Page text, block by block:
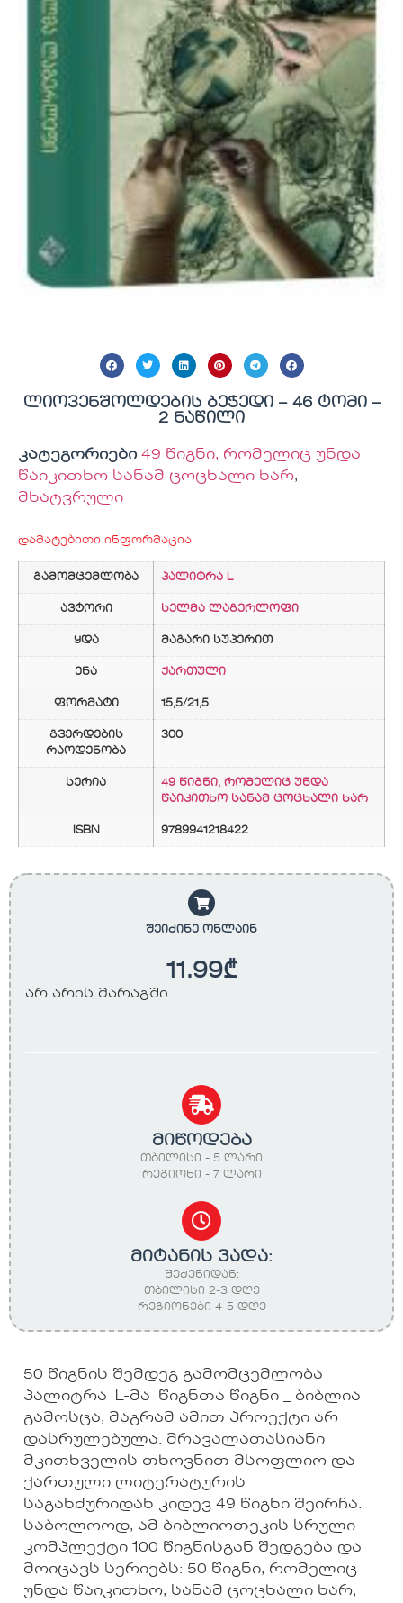
ლიოვენშოლდების ბეჭედი – 46 ტომი –
2 ნაწილი
კატეგორიები 49 წიგნი, რომელიც უნდა
წაიკითხო სანამ ცოცხალი ხარ,
მხატვრული
დამატებითი ინფორმაცია
გამომცემლობა პალიტრა L
ავტორი სელმა ლაგერლოფი
ყდა მაგარი სუპერით
ენა ქართული
ფორმატი 15,5/21,5
გვერდების
რაოდენობა
300
სერია
49 წიგნი, რომელიც უნდა
წაიკითხო სანამ ცოცხალი ხარ
ISBN 9789941218422
შეიძინე ონლაინ
11.99₾
არ არის მარაგში
მიწოდება
თბილისი - 5 ლარი
რეგიონი - 7 ლარი
მიტანის ვადა:
შეძენიდან:
თბილისი 2-3 დღე
რეგიონები 4-5 დღე
50 წიგნის შემდეგ გამომცემლობა
პალიტრა L-მა წიგნთა წიგნი _ ბიბლია
გამოსცა, მაგრამ ამით პროექტი არ
დასრულებულა. მრავალათასიანი
მკითხველის თხოვნით მსოფლიო და
ქართული ლიტერატურის
საგანძურიდან კიდევ 49 წიგნი შეირჩა.
საბოლოოდ, ამ ბიბლიოთეკის სრული
კომპლექტი 100 წიგნისგან შედგება და
მოიცავს სერიებს: 50 წიგნი, რომელიც
უნდა წაიკითხო, სანამ ცოცხალი ხარ;